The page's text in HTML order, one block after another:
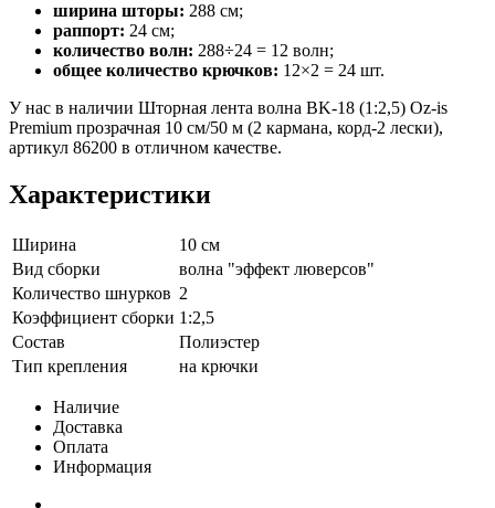
ширина шторы: 288 см;
раппорт: 24 см;
количество волн: 288÷24 = 12 волн;
общее количество крючков: 12×2 = 24 шт.
У нас в наличии Шторная лента волна BK-18 (1:2,5) Oz-is
Premium прозрачная 10 см/50 м (2 кармана, корд-2 лески),
артикул 86200 в отличном качестве.
Характеристики
Ширина
10 см
Вид сборки
волна "эффект люверсов"
Количество шнурков 2
Коэффициент сборки 1:2,5
Состав
Полиэстер
Тип крепления
на крючки
Наличие
Доставка
Оплата
Информация